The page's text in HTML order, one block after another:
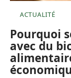
ACTUALITÉ
Pourquoi
avec du